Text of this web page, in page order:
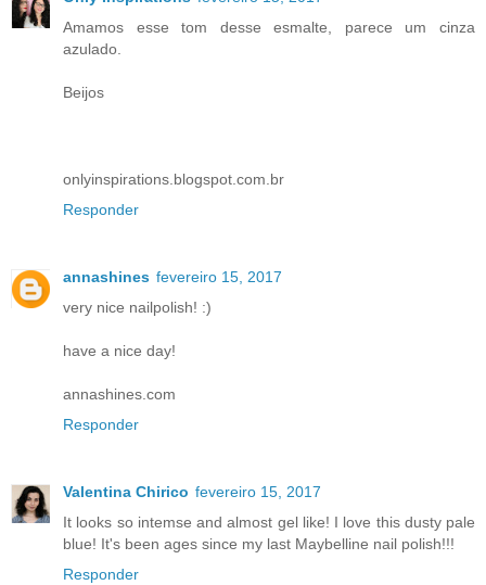
Amamos esse tom desse esmalte, parece um cinza
azulado.
Beijos
onlyinspirations.blogspot.com.br
Responder
annashines fevereiro 15, 2017
very nice nailpolish! :)
have a nice day!
annashines.com
Responder
Valentina Chirico fevereiro 15, 2017
It looks so intemse and almost gel like! I love this dusty pale
blue! It's been ages since my last Maybelline nail polish!!!
Responder